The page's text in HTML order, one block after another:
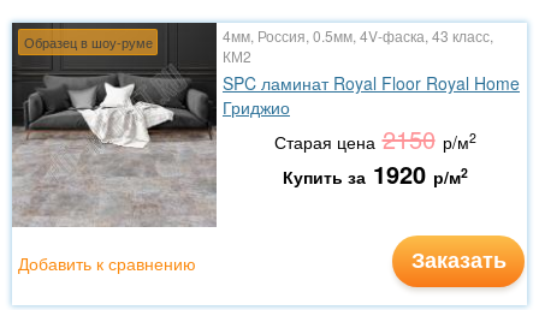
Образец в шоу-руме
4мм, Россия, 0.5мм, 4V-фаска, 43 класс,
КМ2
SPC ламинат Royal Floor Royal Home
Гриджио
Старая цена 2150 р/м2
Купить за 1920 р/м2
Заказать
Добавить к сравнению